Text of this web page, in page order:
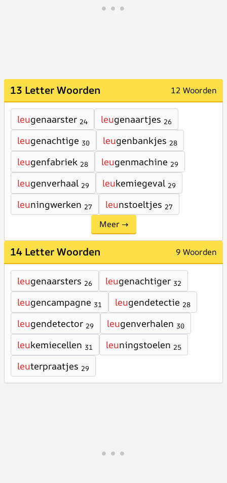
13 Letter Woorden 12 Woorden
leugenaarster 24 leugenaartjes 26
leugenachtige 30 leugenbankjes 28
leugenfabriek 28 leugenmachine 29
leugenverhaal 29 leukemiegeval 29
leuningwerken 27 leunstoeltjes 27
Meer →
14 Letter Woorden 9 Woorden
leugenaarsters 26 leugenachtiger 32
leugencampagne 31 leugendetectie 28
leugendetector 29 leugenverhalen 30
leukemiecellen 31 leuningstoelen 25
leuterpraatjes 29